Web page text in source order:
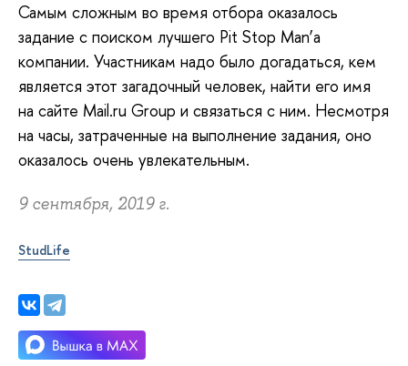
Самым сложным во время отбора оказалось
задание с поиском лучшего Pit Stop Man’а
компании. Участникам надо было догадаться, кем
является этот загадочный человек, найти его имя
на сайте Mail.ru Group и связаться с ним. Несмотря
на часы, затраченные на выполнение задания, оно
оказалось очень увлекательным.
9 сентября, 2019 г.
StudLife